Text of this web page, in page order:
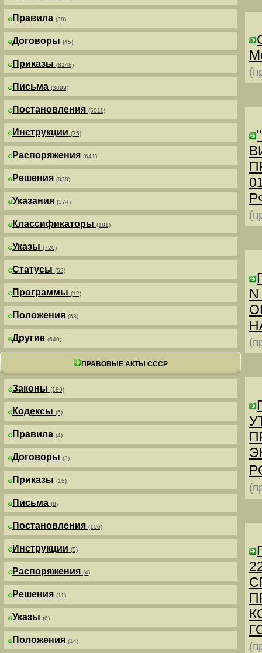
Правила (38)
Договоры (45)
Приказы (8148)
Письма (3099)
Постановления (5011)
Инструкции (35)
Распоряжения (641)
Решения (838)
Указания (374)
Классификаторы (181)
Указы (720)
Статусы (52)
Программы (12)
Положения (63)
Другие (640)
ПРАВОВЫЕ АКТЫ СССР
Законы (189)
Кодексы (5)
Правила (4)
Договоры (3)
Приказы (15)
Письма (8)
Постановления (106)
Инструкции (5)
Распоряжения (4)
Решения (11)
Указы (6)
Положения (14)